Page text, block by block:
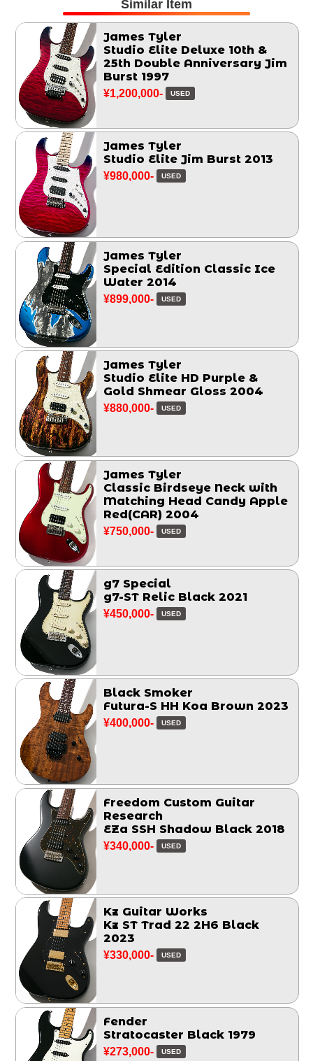
Similar Item
James Tyler
Studio Elite Deluxe 10th &
25th Double Anniversary Jim
Burst 1997
¥1,200,000- USED
James Tyler
Studio Elite Jim Burst 2013
¥980,000- USED
James Tyler
Special Edition Classic Ice
Water 2014
¥899,000- USED
James Tyler
Studio Elite HD Purple &
Gold Shmear Gloss 2004
¥880,000- USED
James Tyler
Classic Birdseye Neck with
Matching Head Candy Apple
Red(CAR) 2004
¥750,000- USED
g7 Special
g7-ST Relic Black 2021
¥450,000- USED
Black Smoker
Futura-S HH Koa Brown 2023
¥400,000- USED
Freedom Custom Guitar
Research
EZa SSH Shadow Black 2018
¥340,000- USED
Kz Guitar Works
Kz ST Trad 22 2H6 Black
2023
¥330,000- USED
Fender
Stratocaster Black 1979
¥273,000- USED